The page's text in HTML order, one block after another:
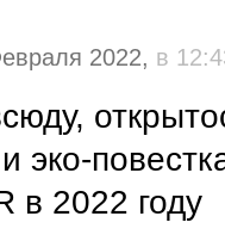
2022, в
эко-
в 2022 году